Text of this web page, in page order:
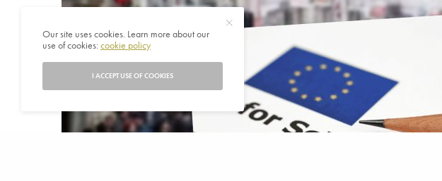
Our site uses cookies. Learn more about our
use of cookies:cookie policy
I ACCEPT USE OF COOKIES